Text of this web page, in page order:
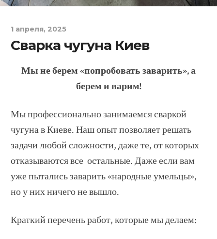
1 апреля, 2025
Сварка чугуна Киев
Мы не берем «попробовать заварить», а
берем и варим!
Мы профессионально занимаемся сваркой
чугуна в Киеве. Наш опыт позволяет решать
задачи любой сложности, даже те, от которых
отказываются все остальные. Даже если вам
уже пытались заварить «народные умельцы»,
но у них ничего не вышло.
Краткий перечень работ, которые мы делаем: